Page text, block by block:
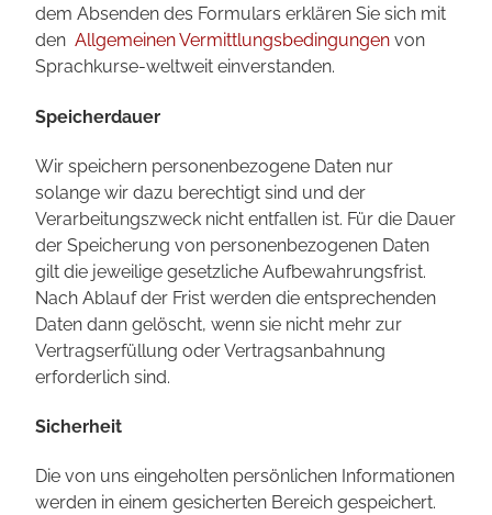
dem Absenden des Formulars erklären Sie sich mit
den Allgemeinen Vermittlungsbedingungen von
Sprachkurse-weltweit einverstanden.
Speicherdauer
Wir speichern personenbezogene Daten nur
solange wir dazu berechtigt sind und der
Verarbeitungszweck nicht entfallen ist. Für die Dauer
der Speicherung von personenbezogenen Daten
gilt die jeweilige gesetzliche Aufbewahrungsfrist.
Nach Ablauf der Frist werden die entsprechenden
Daten dann gelöscht, wenn sie nicht mehr zur
Vertragserfüllung oder Vertragsanbahnung
erforderlich sind.
Sicherheit
Die von uns eingeholten persönlichen Informationen
werden in einem gesicherten Bereich gespeichert.